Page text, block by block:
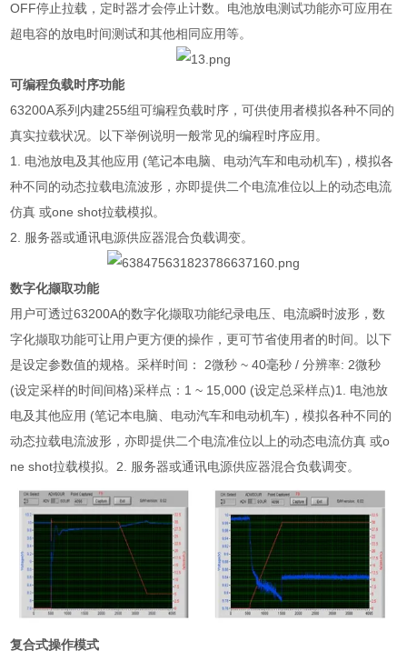
OFF停止拉载，定时器才会停止计数。电池放电测试功能亦可应用在
超电容的放电时间测试和其他相同应用等。
可编程负载时序功能
63200A系列内建255组可编程负载时序，可供使用者模拟各种不同的
真实拉载状况。以下举例说明一般常见的编程时序应用。
1. 电池放电及其他应用 (笔记本电脑、电动汽车和电动机车) ，模拟各
种不同的动态拉载电流波形，亦即提供二个电流准位以上的动态电流
仿真 或one shot拉载模拟。
2. 服务器或通讯电源供应器混合负载调变。
数字化撷取功能
用户可透过63200A的数字化撷取功能纪录电压、电流瞬时波形，数
字化撷取功能可让用户更方便的操作，更可节省使用者的时间。以下
是设定参数值的规格。采样时间：
2微秒 ~ 40毫秒 /分辨率: 2微秒
(设定采样的时间间格)采样点： 1 ~ 15,000 (设定总采样点)1. 电池放
电及其他应用 (笔记本电脑、电动汽车和电动机车) ，模拟各种不同的
动态拉载电流波形，亦即提供二个电流准位以上的动态电流仿真 或o
ne shot拉载模拟。 2. 服务器或通讯电源供应器混合负载调变。
复合式操作模式